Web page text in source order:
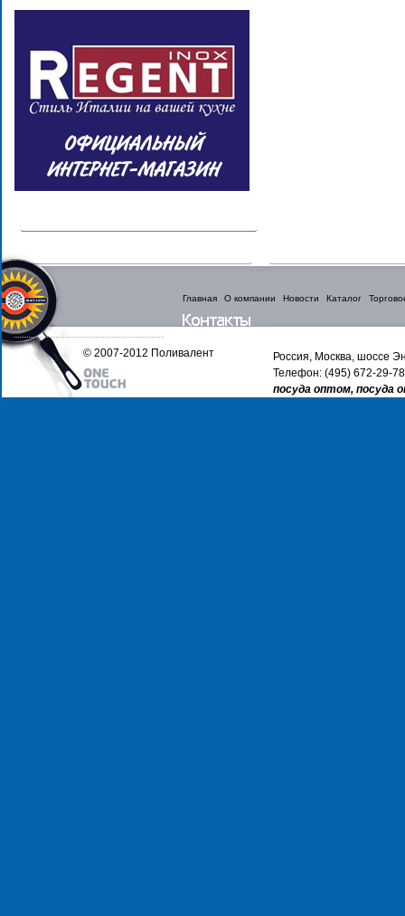
Главная О компании Новости Каталог
Россия, Москва, шоссе
Телефон: (495) 672-29-
посуда оптом, посуда
© 2007-2012 Поливалент